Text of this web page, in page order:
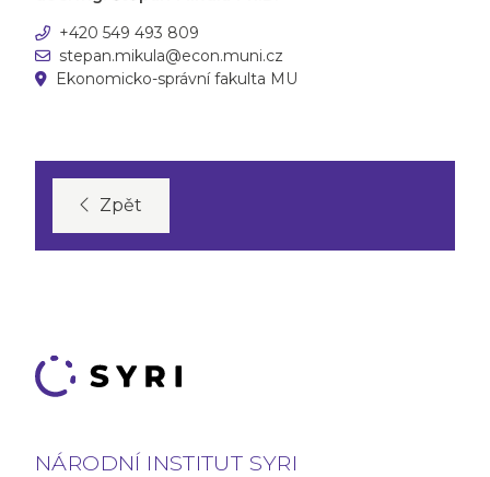
+420 549 493 809
stepan.mikula@econ.muni.cz
Ekonomicko-správní fakulta MU
Zpět
NÁRODNÍ INSTITUT SYRI